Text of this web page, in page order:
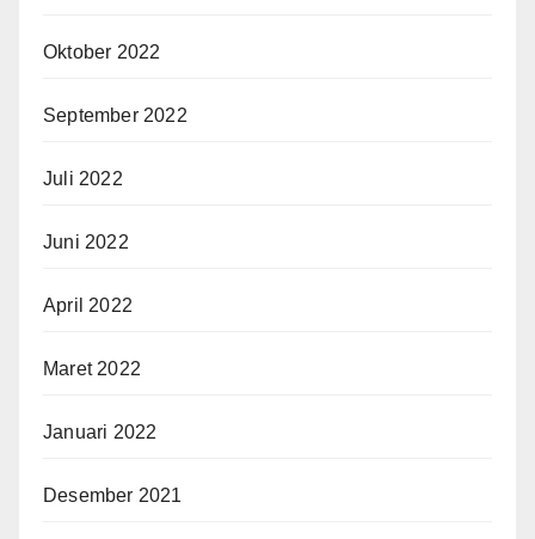
Oktober 2022
September 2022
Juli 2022
Juni 2022
April 2022
Maret 2022
Januari 2022
Desember 2021